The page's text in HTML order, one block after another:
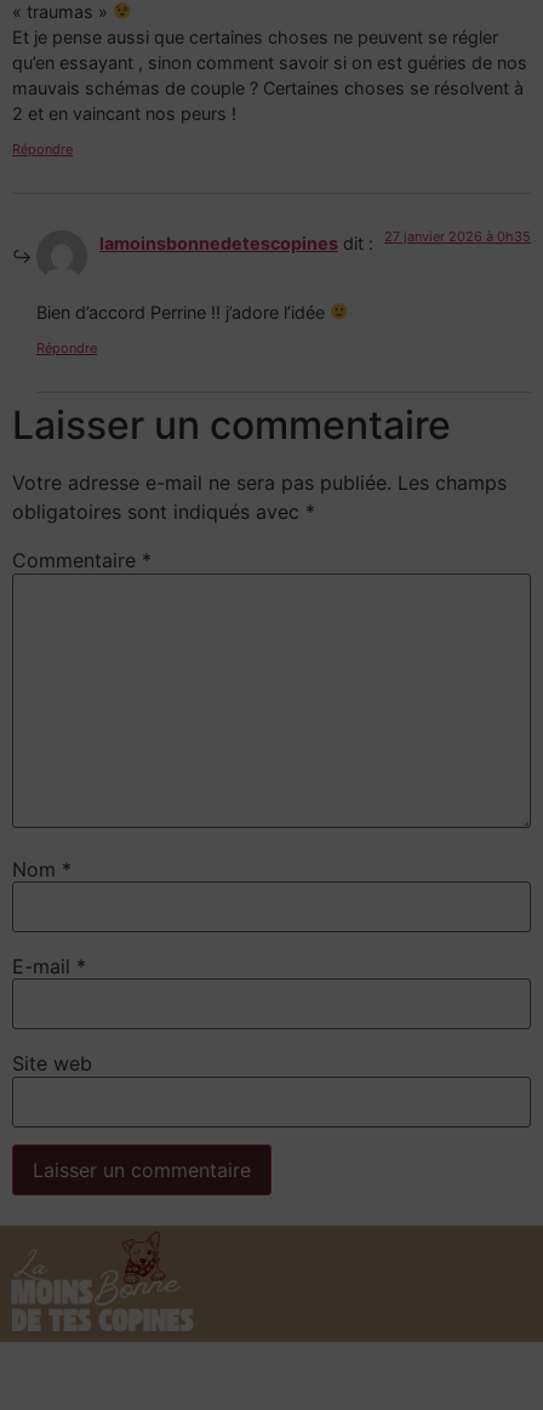
« traumas »
Et je pense aussi que certaines choses ne peuvent se régler
qu’en essayant , sinon comment savoir si on est guéries de nos
mauvais schémas de couple ? Certaines choses se résolvent à
2 et en vaincant nos peurs !
Répondre
lamoinsbonnedetescopines dit : 27 janvier 2026 à 0h35
Bien d’accord Perrine !! j’adore l’idée
Répondre
Laisser un commentaire
Votre adresse e-mail ne sera pas publiée. Les champs
obligatoires sont indiqués avec *
Commentaire *
Nom *
E-mail *
Site web